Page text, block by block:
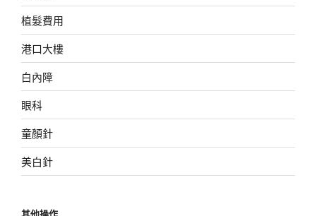
植髮費用
港口大樓
白內障
眼科
童顏針
美白針